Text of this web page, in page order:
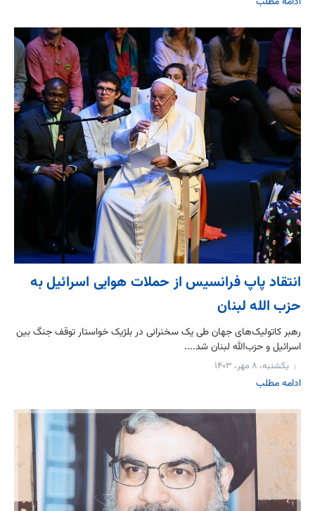
انتقاد پاپ فرانسیس از حملات هوایی اسرائیل به
حزب الله لبنان
رهبر کاتولیک‌های جهان طی یک سخنرانی در بلژیک خواستار توقف جنگ بین
اسرائیل و حزب‌الله لبنان شد....
یکشنبه، ۸ مهر، ۱۴۰۳
ادامه مطلب